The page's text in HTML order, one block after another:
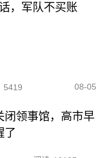
，军队不买账
5419 08-05
闭领事馆，高市早
了